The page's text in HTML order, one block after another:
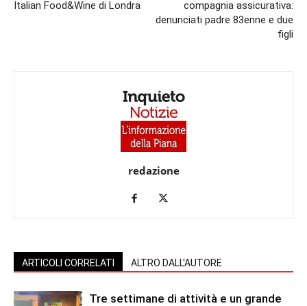
Italian Food&Wine di Londra
compagnia assicurativa:
denunciati padre 83enne e due
figli
redazione
ARTICOLI CORRELATI ALTRO DALL'AUTORE
Tre settimane di attività e un grande